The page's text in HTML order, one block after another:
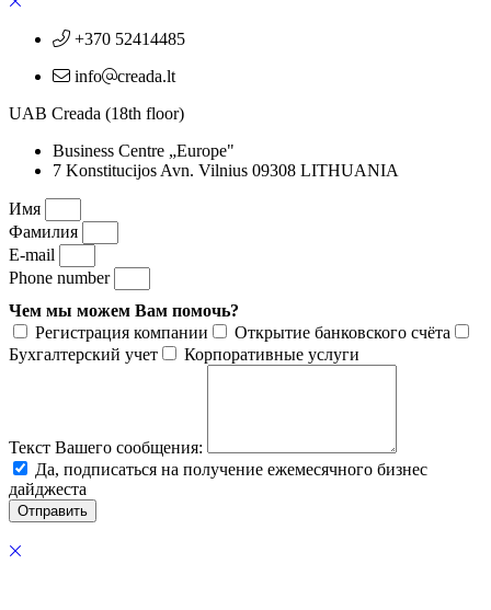
+370 52414485
info
creada.lt
UAB Creada (18th floor)
Business Centre „Europe"
7 Konstitucijos Avn. Vilnius 09308 LITHUANIA
Имя
Фамилия
E-mail
Phone number
Чем мы можем Вам помочь?
Регистрация компании
Открытие банковского счёта
Бухгалтерский учет
Корпоративные услуги
Текст Вашего сообщения:
Да, подписаться на получение ежемесячного бизнес
дайджеста
Отправить